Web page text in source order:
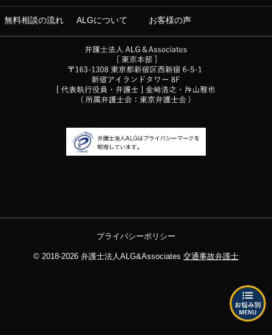
無料相談の流れ ALGについて お客様の声
プライバシーポリシー
© 2018-2026 弁護士法人ALG&Associates 交通事故弁護士